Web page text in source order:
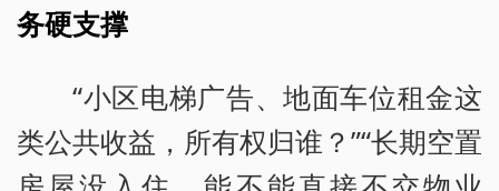
务硬支撑
“小区电梯广告、地面车位租金这
类公共收益，所有权归谁？”“长期空置